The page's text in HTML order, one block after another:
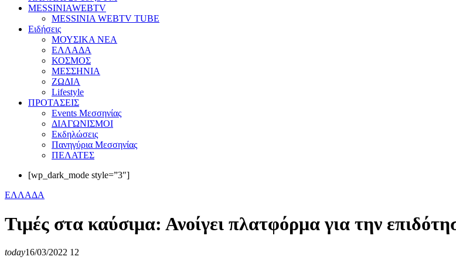
MESSINIAWEBTV
MESSINIA WEBTV TUBE
Eιδήσεις
ΜΟΥΣΙΚΑ ΝΕΑ
ΕΛΛΑΔΑ
ΚΟΣΜΟΣ
ΜΕΣΣΗΝΙΑ
ΖΩΔΙΑ
Lifestyle
ΠΡΟΤΑΣΕΙΣ
Events Μεσσηνίας
ΔΙΑΓΩΝΙΣΜΟΙ
Εκδηλώσεις
Πανηγύρια Μεσσηνίας
ΠΕΛΑΤΕΣ
[wp_dark_mode style=”3″]
ΕΛΛΑΔΑ
Τιμές στα καύσιμα: Ανοίγει πλατφόρμα για την
today16/03/2022 12